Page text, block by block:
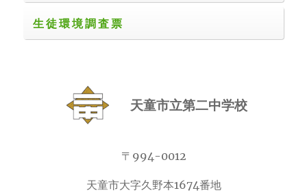
生徒環境調査票
天童市立第二中学校
〒994-0012
天童市大字久野本1674番地